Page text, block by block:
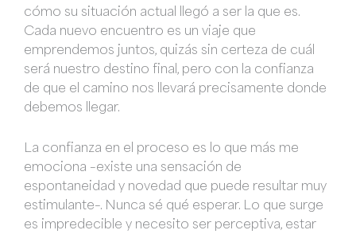
cómo su situación actual llegó a ser la que es.
Cada nuevo encuentro es un viaje que
emprendemos juntos, quizás sin certeza de cuál
será nuestro destino final, pero con la confianza
de que el camino nos llevará precisamente donde
debemos llegar.
La confianza en el proceso es lo que más me
emociona –existe una sensación de
espontaneidad y novedad que puede resultar muy
estimulante–. Nunca sé qué esperar. Lo que surge
es impredecible y necesito ser perceptiva, estar